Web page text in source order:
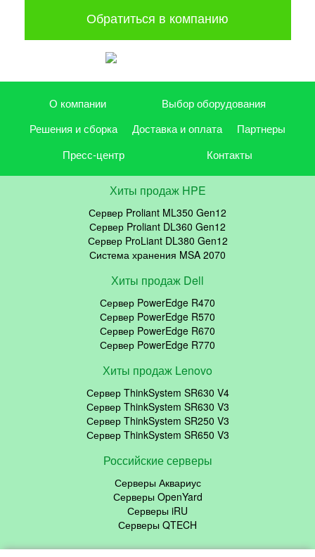
Обратиться в компанию
О компании
Выбор оборудования
Решения и сборка
Доставка и оплата
Партнеры
Пресс-центр
Контакты
Хиты продаж HPE
Сервер Proliant ML350 Gen12
Сервер Proliant DL360 Gen12
Сервер ProLiant DL380 Gen12
Система хранения MSA 2070
Хиты продаж Dell
Сервер PowerEdge R470
Сервер PowerEdge R570
Сервер PowerEdge R670
Сервер PowerEdge R770
Хиты продаж Lenovo
Сервер ThinkSystem SR630 V4
Сервер ThinkSystem SR630 V3
Сервер ThinkSystem SR250 V3
Сервер ThinkSystem SR650 V3
Российские серверы
Серверы Аквариус
Серверы OpenYard
Серверы iRU
Серверы QTECH